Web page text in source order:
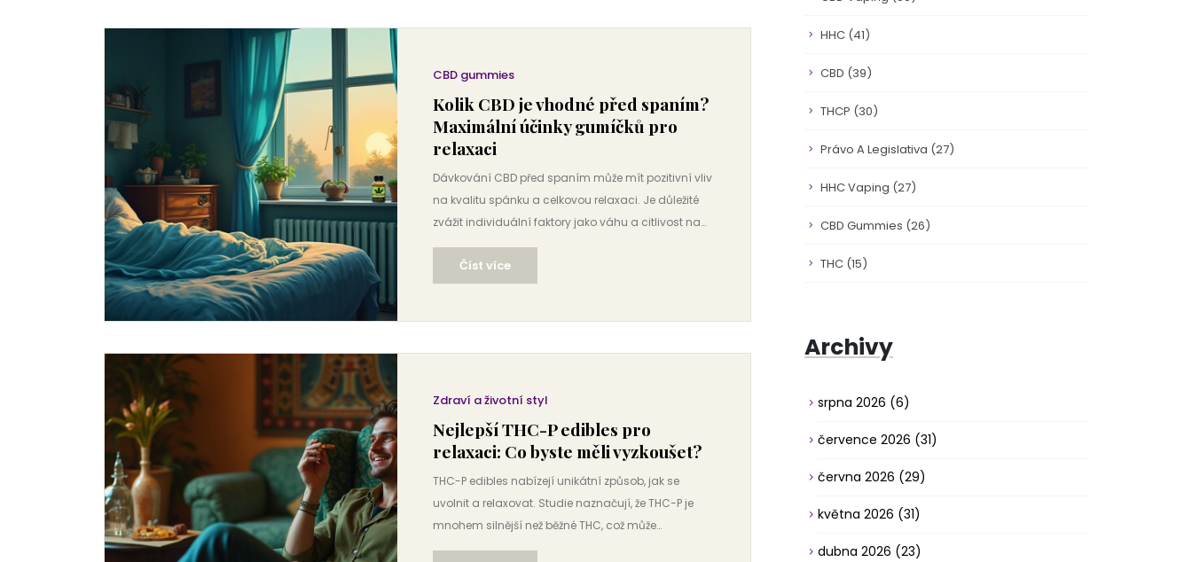
CBD gummies
Kolik CBD je vhodné před spaním?
Maximální účinky gumíčků pro
relaxaci
Dávkování CBD před spaním může mít pozitivní vliv
na kvalitu spánku a celkovou relaxaci. Je důležité
zvážit individuální faktory jako váhu a citlivost na
CBD. Tento článek nabízí tipy a fakta, jak efektivně
využít CBD gumíčky pro lepší noční odpočinek.
Prozkoumejte nejlepší praktiky dávkování a zjistěte,
Číst více
Zdraví a životní styl
Nejlepší THC-P edibles pro
relaxaci: Co byste měli vyzkoušet?
THC-P edibles nabízejí unikátní způsob, jak se
uvolnit a relaxovat. Studie naznačují, že THC-P je
mnohem silnější než běžné THC, což může
znamenat výraznější účinky na tělo i mysl. Tento
HHC (41)
CBD (39)
THCP (30)
Právo A Legislativa (27)
HHC Vaping (27)
CBD Gummies (26)
THC (15)
Archivy
srpna 2026 (6)
července 2026 (31)
června 2026 (29)
května 2026 (31)
dubna 2026 (23)